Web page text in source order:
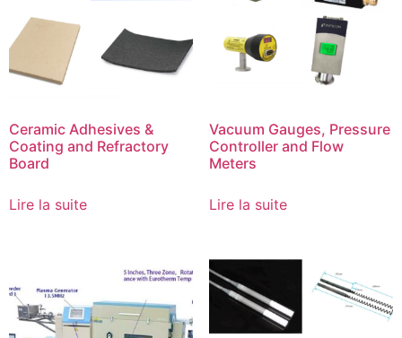
Ceramic Adhesives &
Coating and Refractory
Board
Lire la suite
Vacuum Gauges, Pressure
Controller and Flow
Meters
Lire la suite